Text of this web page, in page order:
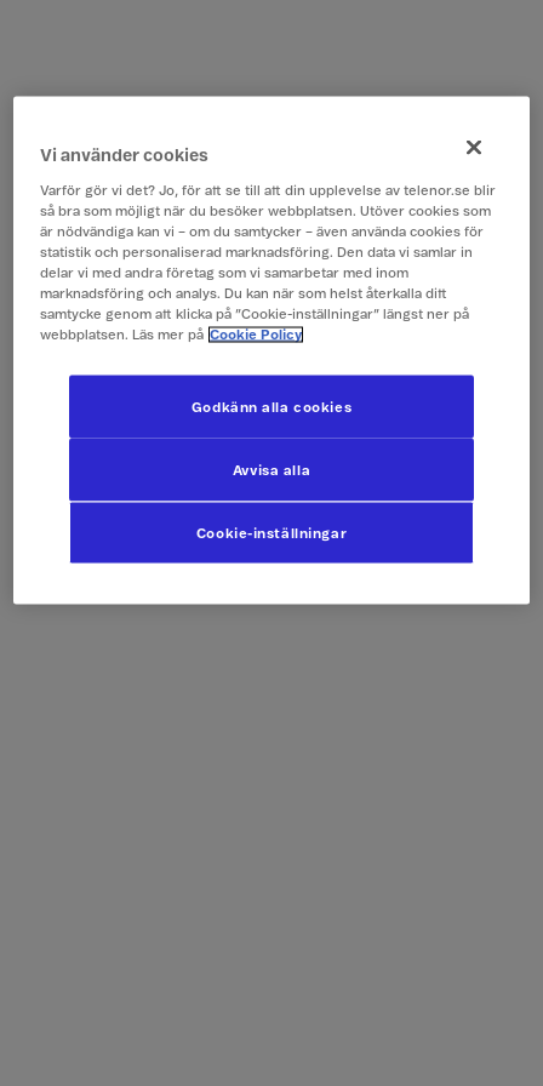
Vi använder cookies
Varför gör vi det? Jo, för att se till att din upplevelse av telenor.se blir
så bra som möjligt när du besöker webbplatsen. Utöver cookies som
är nödvändiga kan vi – om du samtycker – även använda cookies för
statistik och personaliserad marknadsföring. Den data vi samlar in
delar vi med andra företag som vi samarbetar med inom
marknadsföring och analys. Du kan när som helst återkalla ditt
samtycke genom att klicka på ”Cookie-inställningar” längst ner på
webbplatsen. Läs mer på Cookie Policy
Cookie-inställningar
Avvisa alla
Godkänn alla cookies